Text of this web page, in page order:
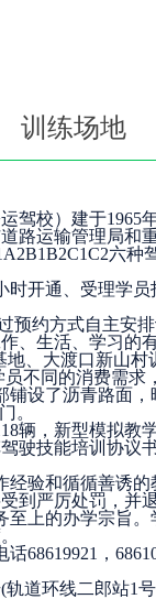
训练场地
校）建于1965
路运输管理局和
六种
开通、受理学
预约方式自主安
、生活、学习的
、大渡口新山
不同的消费需
设了沥青路面
。
辆，新型模拟教
驶技能培训协议
验和循循善诱
到严厉处罚，并
上的办学宗旨
68619921，
道环线二郎站1号